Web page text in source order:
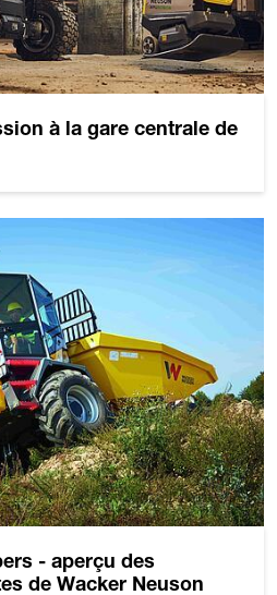
à la gare centrale de
- aperçu des
de Wacker Neuson